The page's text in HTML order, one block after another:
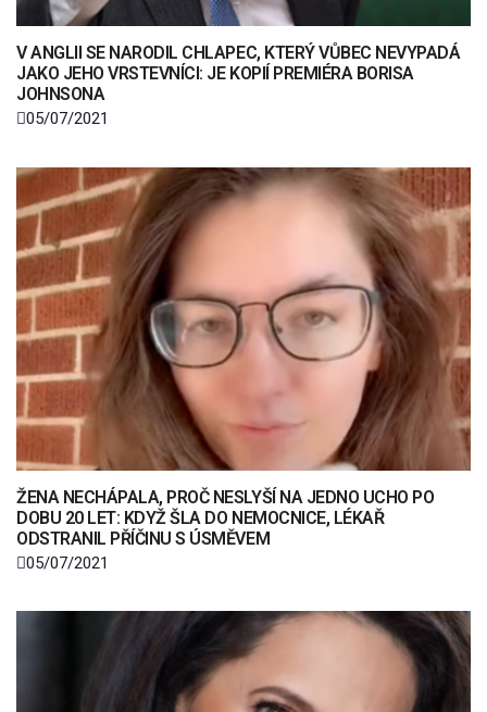
V ANGLII SE NARODIL CHLAPEC, KTERÝ VŮBEC NEVYPADÁ
JAKO JEHO VRSTEVNÍCI: JE KOPIÍ PREMIÉRA BORISA
JOHNSONA
05/07/2021
ŽENA NECHÁPALA, PROČ NESLYŠÍ NA JEDNO UCHO PO
DOBU 20 LET: KDYŽ ŠLA DO NEMOCNICE, LÉKAŘ
ODSTRANIL PŘÍČINU S ÚSMĚVEM
05/07/2021